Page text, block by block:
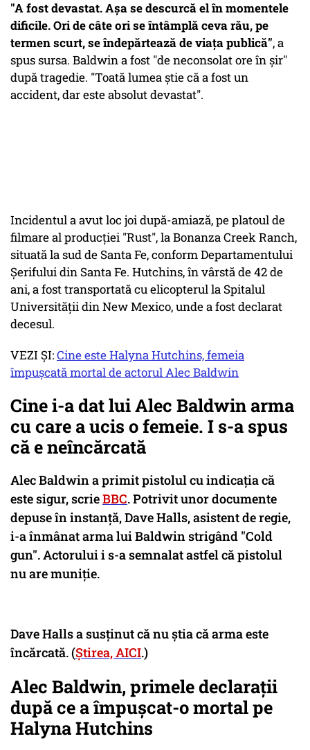
"A fost devastat. Așa se descurcă el în momentele
dificile. Ori de câte ori se întâmplă ceva rău, pe
termen scurt, se îndepărtează de viața publică", a
spus sursa. Baldwin a fost "de neconsolat ore în șir"
după tragedie. "Toată lumea știe că a fost un
accident, dar este absolut devastat".
Incidentul a avut loc joi după-amiază, pe platoul de
filmare al producţiei "Rust", la Bonanza Creek Ranch,
situată la sud de Santa Fe, conform Departamentului
Şerifului din Santa Fe. Hutchins, în vârstă de 42 de
ani, a fost transportată cu elicopterul la Spitalul
Universităţii din New Mexico, unde a fost declarat
decesul.
VEZI ȘI:Cine este Halyna Hutchins, femeia
împușcată mortal de actorul Alec Baldwin
Cine i-a dat lui Alec Baldwin arma
cu care a ucis o femeie. I s-a spus
că e neîncărcată
Alec Baldwin a primit pistolul cu indicația că
este sigur, scrieBBC. Potrivit unor documente
depuse în instanță, Dave Halls, asistent de regie,
i-a înmânat arma lui Baldwin strigând "Cold
gun". Actorului i s-a semnalat astfel că pistolul
nu are muniție.
Dave Halls a susținut că nu știa că arma este
încărcată. (Știrea, AICI.)
Alec Baldwin, primele declarații
după ce a împușcat-o mortal pe
Halyna Hutchins